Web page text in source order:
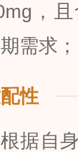
，
需求；
性
根据自